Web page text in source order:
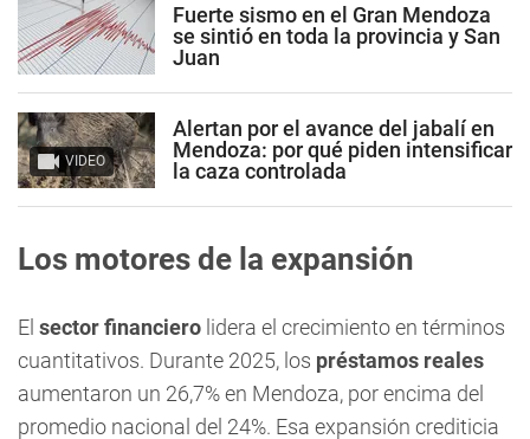
Fuerte sismo en el Gran Mendoza
se sintió en toda la provincia y San
Juan
VIDEO
Alertan por el avance del jabalí en
Mendoza: por qué piden intensificar
la caza controlada
Los motores de la expansión
El sector financiero lidera el crecimiento en términos
cuantitativos. Durante 2025, los préstamos reales
aumentaron un 26,7% en Mendoza, por encima del
promedio nacional del 24%. Esa expansión crediticia